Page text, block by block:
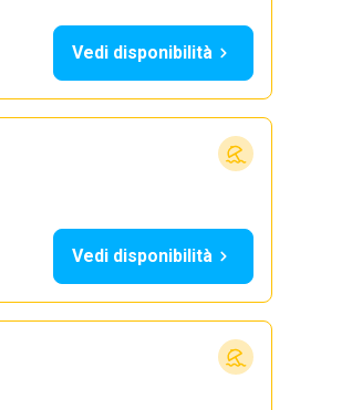
Vedi disponibilità
Vedi disponibilità